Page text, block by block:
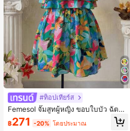
#ท็อปเทียร์ส
Femesol จั๊มสูทผู้หญิง ขอบใบบัว ฉัตรเ
ลเยอร์ พืช พิมพ์ทั่ว โบโฮ
฿271 -20% โดยประมาณ